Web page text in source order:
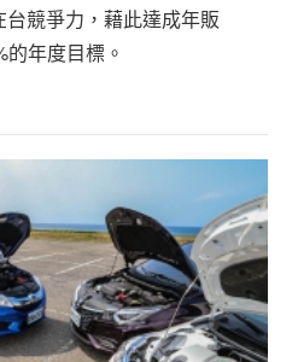
競爭力，藉此達成年販
年度目標。